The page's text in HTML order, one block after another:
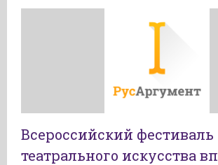
Всероссийский фестиваль
театрального искусства